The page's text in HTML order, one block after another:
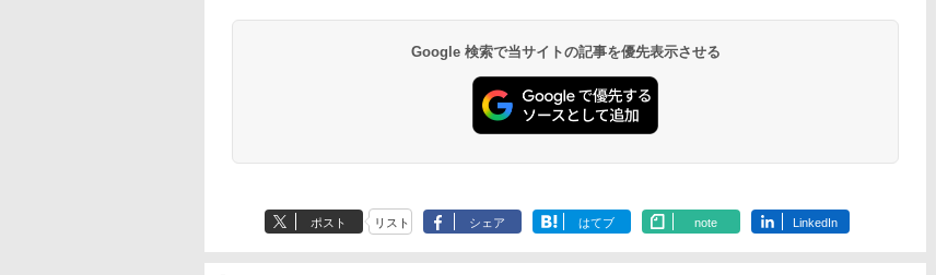
Google 検索で当サイトの記事を優先表示させる
ポスト リスト シェア はてブ note LinkedIn